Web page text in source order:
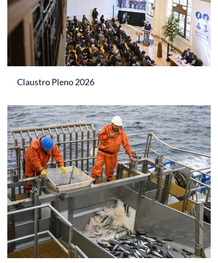
Claustro Pleno 2026